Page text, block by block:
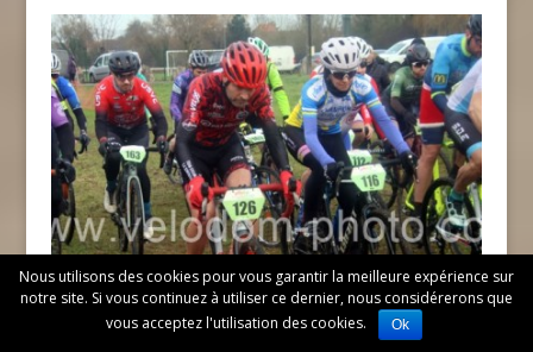
Nous utilisons des cookies pour vous garantir la meilleure expérience sur
notre site. Si vous continuez à utiliser ce dernier, nous considérerons que
vous acceptez l'utilisation des cookies.
Ok